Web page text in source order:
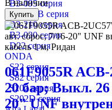
B3-095 серия
B3-095B серия
B3-210 серия
B3-030 серия
D22 серия
ONDA
S22 серия
S82 серия
S202 серия
S202D серия
В наличии
Купить
061F9055R
20 бар; Выкл. 26
20" UNF